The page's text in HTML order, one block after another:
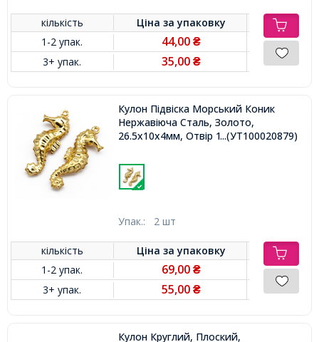
кількість Ціна заупаковку
1-2 упак.
44,00₴
3+ упак. 35,00₴
Кулон Підвіска Морський Коник
Нержавіюча Сталь, Золото,
26.5х10х4мм, Отвір 1мм,...(УТ100020879)
Упак.: 2 шт
кількість Ціна заупаковку
1-2 упак.
69,00₴
3+ упак. 55,00₴
Кулон Круглий, Плоский,